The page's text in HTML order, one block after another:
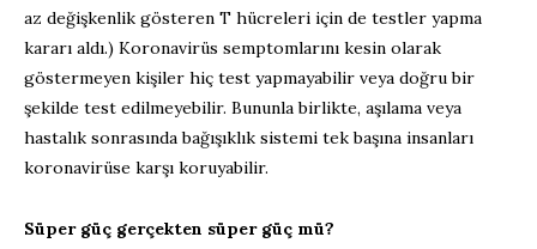
az değişkenlik gösteren T hücreleri için de testler yapma
kararı aldı.) Koronavirüs semptomlarını kesin olarak
göstermeyen kişiler hiç test yapmayabilir veya doğru bir
şekilde test edilmeyebilir. Bununla birlikte, aşılama veya
hastalık sonrasında bağışıklık sistemi tek başına insanları
koronavirüse karşı koruyabilir.
Süper güç gerçekten süper güç mü?